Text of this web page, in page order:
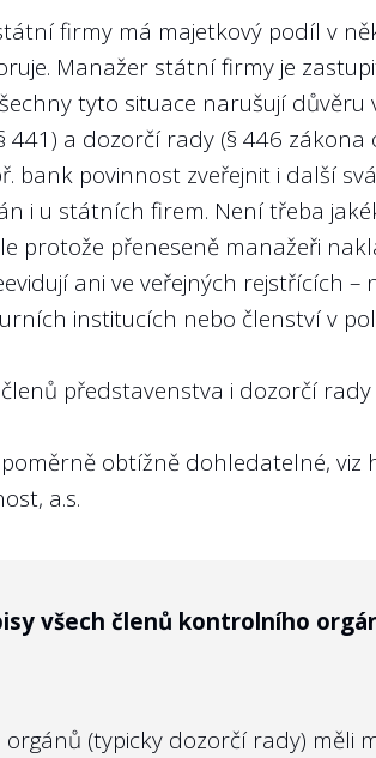
jediným ukazatelem
státních firem dávat
plány výkonnostních
státní firmy na rok
má právo vědět, jaké jsou
plnění plánovaných
za předcházející rok?
firmy má majetkový podíl v
Manažer státní firmy je
tyto situace narušují
a dozorčí rady (§ 446
bank povinnost zveřejnit i další
i u státních firem. Není třeba
přeneseně manažeři
ani ve veřejných rejstřících
institucích nebo členství v
představenstva i dozorčí
obtížně dohledatelné, viz
a.s.
všech členů kontrolního
(typicky dozorčí rady)